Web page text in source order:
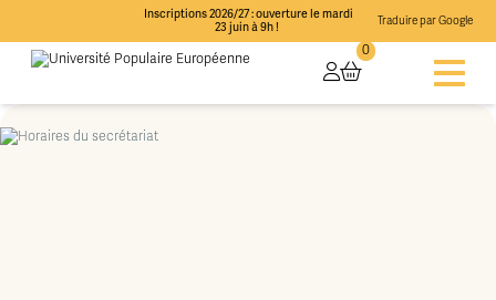
Inscriptions 2026/27 : ouverture le mardi
23 juin à 9h !
Traduire par Google
0